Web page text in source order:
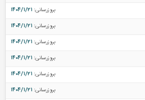
بروزرسانی: ۱۴۰۴/۱/۲۱
بروزرسانی: ۱۴۰۴/۱/۲۱
بروزرسانی: ۱۴۰۴/۱/۲۱
بروزرسانی: ۱۴۰۴/۱/۲۱
بروزرسانی: ۱۴۰۴/۱/۲۱
بروزرسانی: ۱۴۰۴/۱/۲۱